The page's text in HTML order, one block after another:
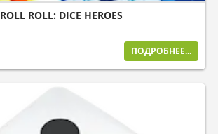
ROLL ROLL: DICE HEROES
ПОДРОБНЕЕ...